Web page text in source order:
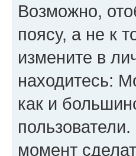
Возможно,
поясу, а не к
измените в
находитесь:
как и
момент